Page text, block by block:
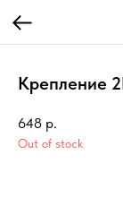
Крепление
648 р.
Out of stock